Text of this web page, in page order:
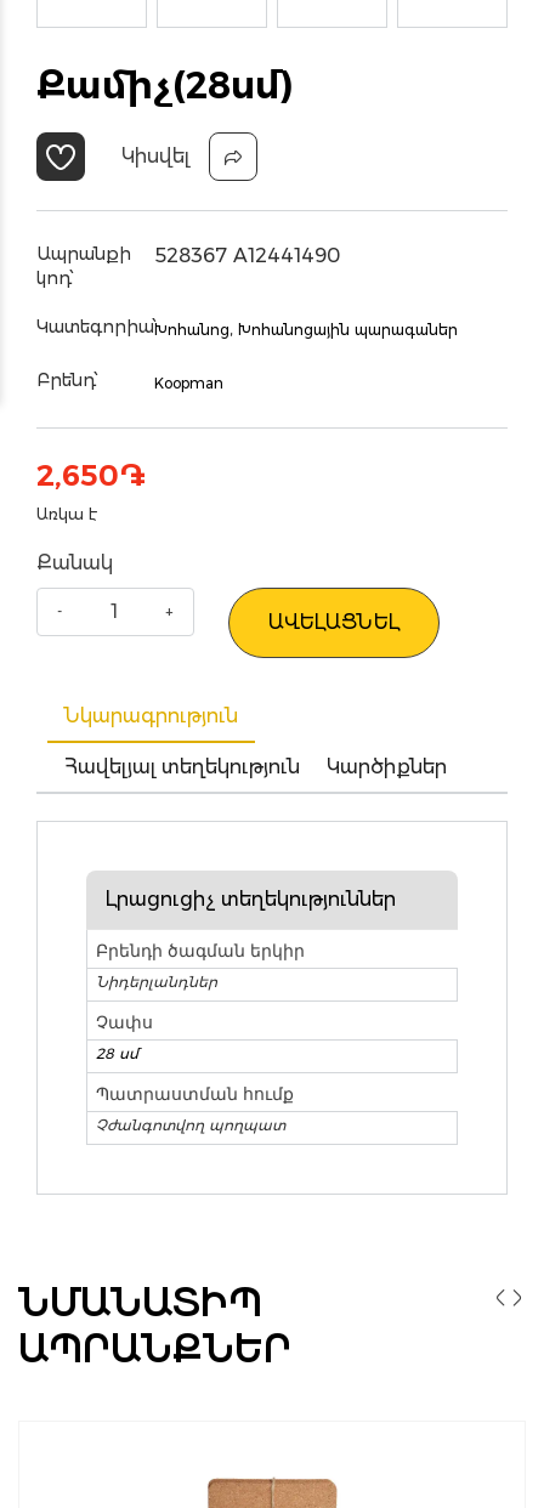
Քամիչ(28սմ)
Կիսվել
Ապրանքի
կոդ՝
528367 A12441490
Կատեգորիա՝Խոհանոց, Խոհանոցային պարագաներ
Բրենդ՝ Koopman
2,650֏
Առկա է
Քանակ
ԱՎԵԼԱՑՆԵԼ
Նկարագրություն
Հավելյալ տեղեկություն Կարծիքներ
Լրացուցիչ տեղեկություններ
Բրենդի ծագման երկիր
Նիդերլանդներ
Չափս
28 սմ
Պատրաստման հումք
Չժանգոտվող պողպատ
ՆՄԱՆԱՏԻՊ
ԱՊՐԱՆՔՆԵՐ